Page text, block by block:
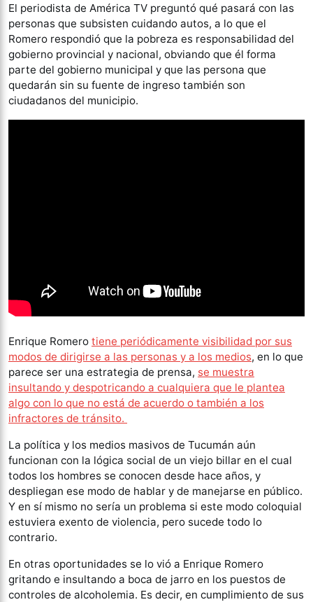
El periodista de América TV preguntó qué pasará con las
personas que subsisten cuidando autos, a lo que el
Romero respondió que la pobreza es responsabilidad del
gobierno provincial y nacional, obviando que él forma
parte del gobierno municipal y que las persona que
quedarán sin su fuente de ingreso también son
ciudadanos del municipio.
Enrique Romero tiene periódicamente visibilidad por sus
modos de dirigirse a las personas y a los medios, en lo que
parece ser una estrategia de prensa, se muestra
insultando y despotricando a cualquiera que le plantea
algo con lo que no está de acuerdo o también a los
infractores de tránsito.
La política y los medios masivos de Tucumán aún
funcionan con la lógica social de un viejo billar en el cual
todos los hombres se conocen desde hace años, y
despliegan ese modo de hablar y de manejarse en público.
Y en sí mismo no sería un problema si este modo coloquial
estuviera exento de violencia, pero sucede todo lo
contrario.
En otras oportunidades se lo vió a Enrique Romero
gritando e insultando a boca de jarro en los puestos de
controles de alcoholemia. Es decir, en cumplimiento de sus